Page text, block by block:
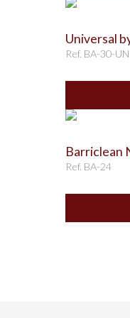
Universal
Ref. BA-30-
Barriclean
Ref. BA-24